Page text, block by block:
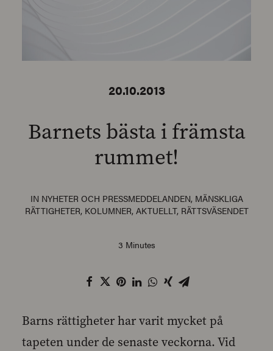
20.10.2013
Barnets bästa i främsta
rummet!
IN NYHETER OCH PRESSMEDDELANDEN, MÄNSKLIGA
RÄTTIGHETER, KOLUMNER, AKTUELLT, RÄTTSVÄSENDET
3 Minutes
Barns rättigheter har varit mycket på
tapeten under de senaste veckorna. Vid